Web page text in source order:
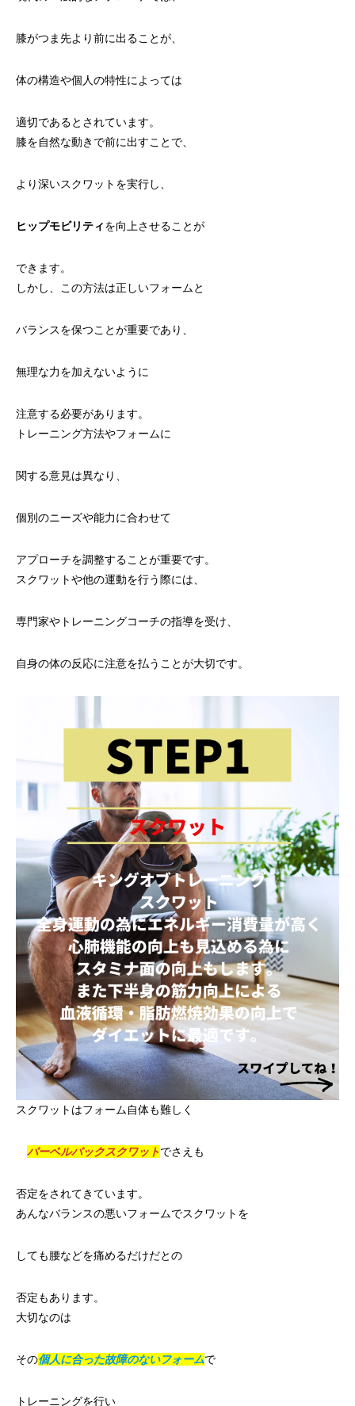
膝がつま先より前に出ることが、
体の構造や個人の特性によっては
適切であるとされています。
膝を自然な動きで前に出すことで、
より深いスクワットを実行し、
ヒップモビリティを向上させることが
できます。
しかし、この方法は正しいフォームと
バランスを保つことが重要であり、
無理な力を加えないように
注意する必要があります。
トレーニング方法やフォームに
関する意見は異なり、
個別のニーズや能力に合わせて
アプローチを調整することが重要です。
スクワットや他の運動を行う際には、
専門家やトレーニングコーチの指導を受け、
自身の体の反応に注意を払うことが大切です。
スクワットはフォーム自体も難しく
バーベルバックスクワットでさえも
否定をされてきています。
あんなバランスの悪いフォームでスクワットを
しても腰などを痛めるだけだとの
否定もあります。
大切なのは
その個人に合った故障のないフォームで
トレーニングを行い